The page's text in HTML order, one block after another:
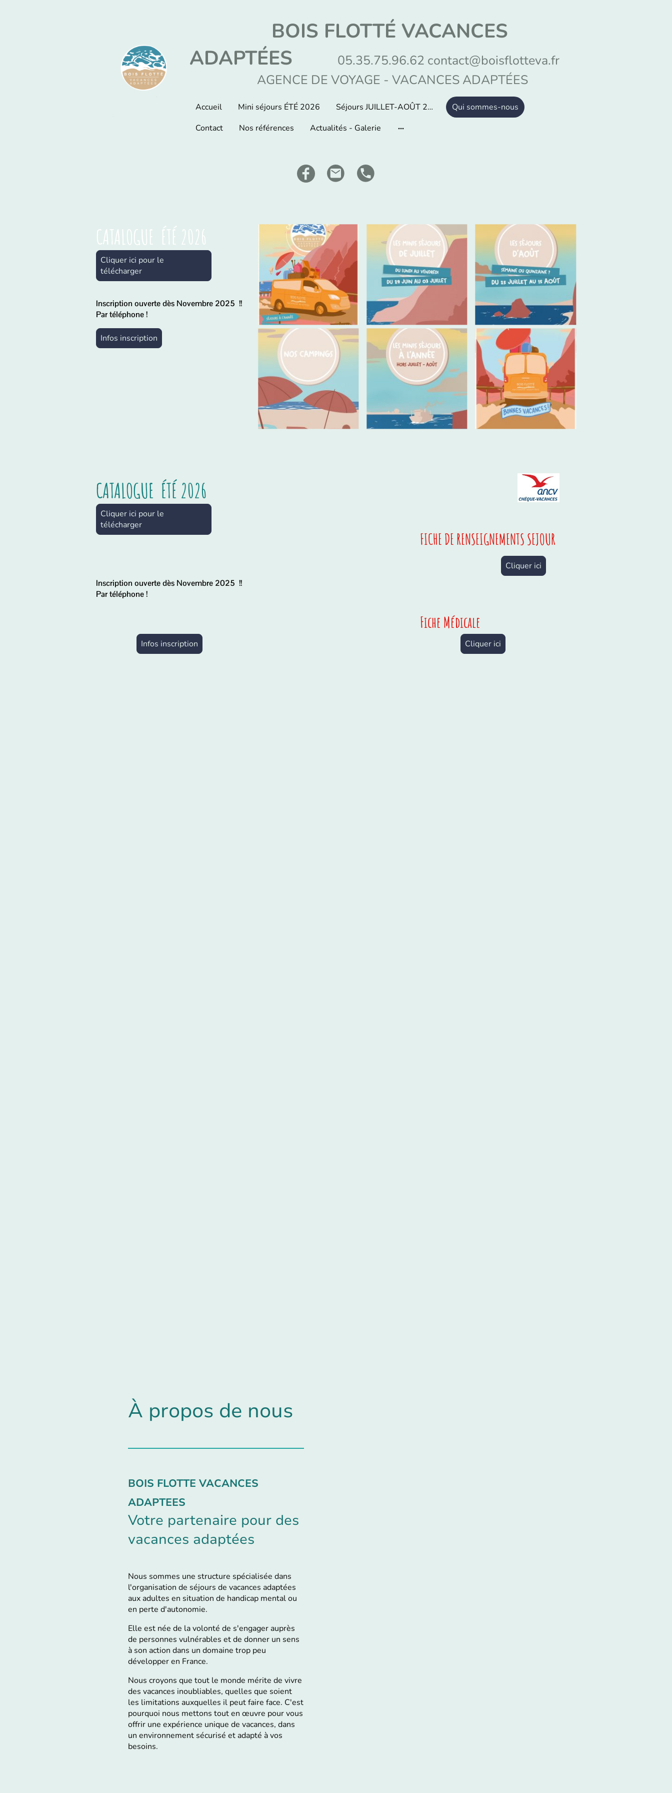
BOIS FLOTTÉ VACANCES
ADAPTÉES
05.35.75.96.62 contact@boisflotteva.fr
AGENCE DE VOYAGE - VACANCES ADAPTÉES
Accueil Mini séjours ÉTÉ 2026 Séjours JUILLET-AOÛT 2026
Qui sommes-nous
Contact
Nos références Actualités - Galerie
CATALOGUE ÉTÉ 2026
Cliquer ici pour le
télécharger
Inscription ouverte dès Novembre 2025 !!
Par téléphone !
Infos inscription
CATALOGUE ÉTÉ 2026
Cliquer ici pour le
télécharger
FICHE DE RENSEIGNEMENTS SEJOUR
Cliquer ici
Inscription ouverte dès Novembre 2025 !!
Par téléphone !
Infos inscription
Fiche Médicale
Cliquer ici
À propos de nous
BOIS FLOTTE VACANCES
ADAPTEES
Votre partenaire pour des
vacances adaptées
Nous sommes une structure spécialisée dans
l'organisation de séjours de vacances adaptées
aux adultes en situation de handicap mental ou
en perte d'autonomie.
Elle est née de la volonté de s'engager auprès
de personnes vulnérables et de donner un sens
à son action dans un domaine trop peu
développer en France.
Nous croyons que tout le monde mérite de vivre
des vacances inoubliables, quelles que soient
les limitations auxquelles il peut faire face. C'est
pourquoi nous mettons tout en œuvre pour vous
offrir une expérience unique de vacances, dans
un environnement sécurisé et adapté à vos
besoins.